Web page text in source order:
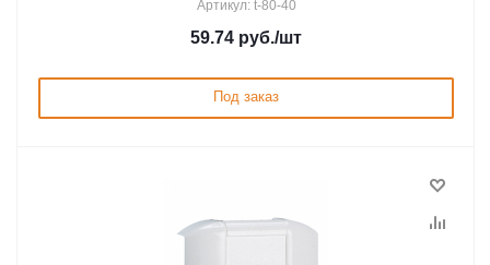
Артикул: t-80-40
59.74 руб./шт
Под заказ